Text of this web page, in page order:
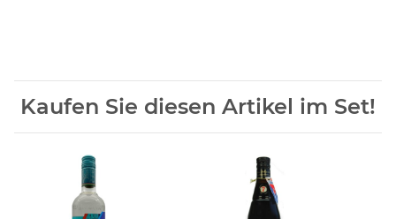
Kaufen Sie diesen Artikel im Set!